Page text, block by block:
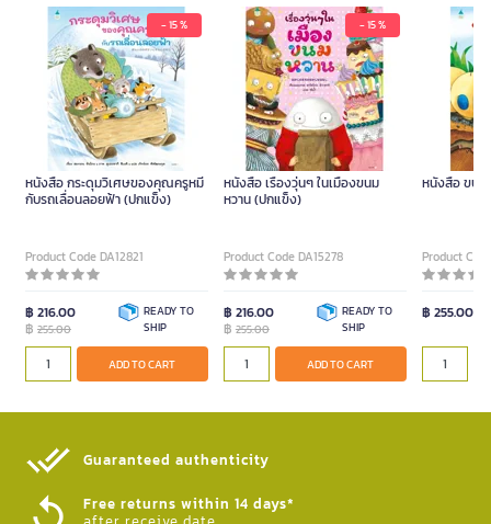
- 15 %
หนังสือ กระดุมวิเศษของคุณครูหมี
กับรถเลื่อนลอยฟ้า (ปกแข็ง)
Product Code DA12821
฿ 216.00
฿ 255.00
READY TO
SHIP
ADD TO CART
- 15 %
หนังสือ เรื่องวุ่นๆ ในเมืองขนม
หวาน (ปกแข็ง)
Product Code DA15278
฿ 216.00
฿ 255.00
READY TO
SHIP
ADD TO CART
หนังสือ ขบว
Product
฿ 255.00
Guaranteed authenticity​
Free returns within 14 days*